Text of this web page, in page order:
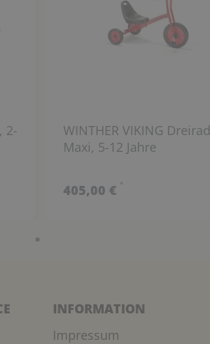
2-
WINTHER VIKING Dreirad
Maxi, 5-12 Jahre
405,00 € *
INFORMATION
Impressum